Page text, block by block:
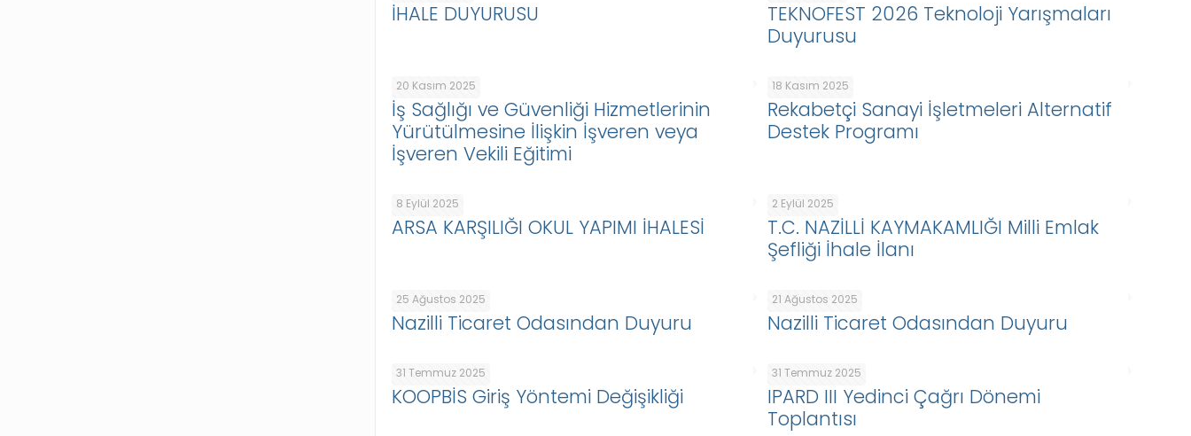
İHALE DUYURUSU
TEKNOFEST 2026 Teknoloji Yarışmaları
Duyurusu
20 Kasım 2025
İş Sağlığı ve Güvenliği Hizmetlerinin
Yürütülmesine İlişkin İşveren veya
İşveren Vekili Eğitimi
18 Kasım 2025
Rekabetçi Sanayi İşletmeleri Alternatif
Destek Programı
8 Eylül 2025
ARSA KARŞILIĞI OKUL YAPIMI İHALESİ
2 Eylül 2025
T.C. NAZİLLİ KAYMAKAMLIĞI Milli Emlak
Şefliği İhale İlanı
25 Ağustos 2025
Nazilli Ticaret Odasından Duyuru
21 Ağustos 2025
Nazilli Ticaret Odasından Duyuru
31 Temmuz 2025
KOOPBİS Giriş Yöntemi Değişikliği
31 Temmuz 2025
IPARD III Yedinci Çağrı Dönemi
Toplantısı